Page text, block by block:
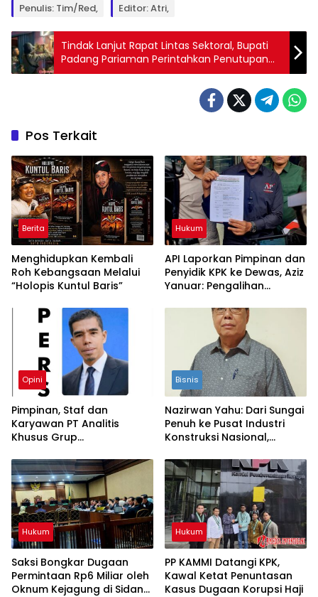
Penulis: Tim/Red, Editor: Atri,
Tindak Lanjut Rapat Lintas Sektoral, Bupati
Padang Pariaman Perintahkan Penutupan
Kafe Tak Berizin
Pos Terkait
Berita
Menghidupkan Kembali
Roh Kebangsaan Melalui
“Holopis Kuntul Baris”
Hukum
API Laporkan Pimpinan dan
Penyidik KPK ke Dewas, Aziz
Yanuar: Pengalihan
Cederai Keadilan
Opini
Pimpinan, Staf dan
Karyawan PT Analitis
Khusus Grup
Menunaikan Ibadah Puasa
Ramadhan 1447 H
Bisnis
Nazirwan Yahu: Dari Sungai
Penuh ke Pusat Industri
Konstruksi Nasional,
Menyalakan Perusahaan
Hukum
Saksi Bongkar Dugaan
Permintaan Rp6 Miliar oleh
Oknum Kejagung di Sidang
Hukum
PP KAMMI Datangi KPK,
Kawal Ketat Penuntasan
Kasus Dugaan Korupsi Haji